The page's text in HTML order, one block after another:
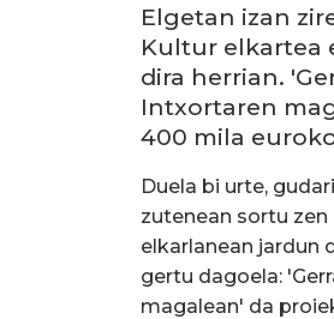
Elgetan izan
Kultur elkartea
dira herrian.
Intxortaren
400 mila
Duela bi urte,
zutenean sortu
elkarlanean jardun
gertu dagoela:
magalean' da